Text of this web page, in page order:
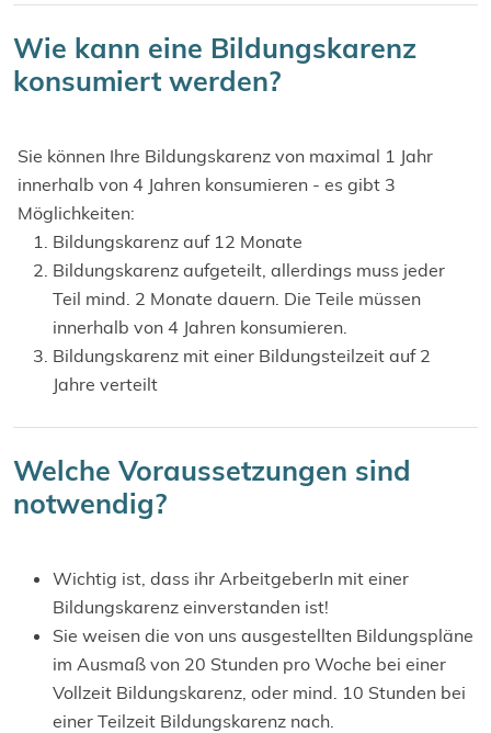
Wie kann eine Bildungskarenz
konsumiert werden?
Sie können Ihre Bildungskarenz von maximal 1 Jahr
innerhalb von 4 Jahren konsumieren - es gibt 3
Möglichkeiten:
Bildungskarenz auf 12 Monate
Bildungskarenz aufgeteilt, allerdings muss jeder
Teil mind. 2 Monate dauern. Die Teile müssen
innerhalb von 4 Jahren konsumieren.
Bildungskarenz mit einer Bildungsteilzeit auf 2
Jahre verteilt
Welche Voraussetzungen sind
notwendig?
Wichtig ist, dass ihr ArbeitgeberIn mit einer
Bildungskarenz einverstanden ist!
Sie weisen die von uns ausgestellten Bildungspläne
im Ausmaß von 20 Stunden pro Woche bei einer
Vollzeit Bildungskarenz, oder mind. 10 Stunden bei
einer Teilzeit Bildungskarenz nach.